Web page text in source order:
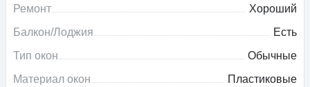
Ремонт
Хороший
Балкон/Лоджия
Есть
Тип окон
Обычные
Материал окон
Пластиковые